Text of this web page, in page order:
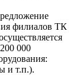
филиалов ТК
000
и т.п.).